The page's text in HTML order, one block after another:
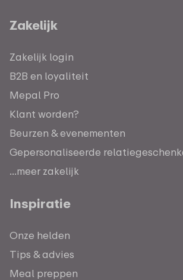
Zakelijk
Zakelijk login
B2B en loyaliteit
Mepal Pro
Klant worden?
Beurzen & evenementen
Gepersonaliseerde
...meer zakelijk
Inspiratie
Onze helden
Tips & advies
Meal preppen